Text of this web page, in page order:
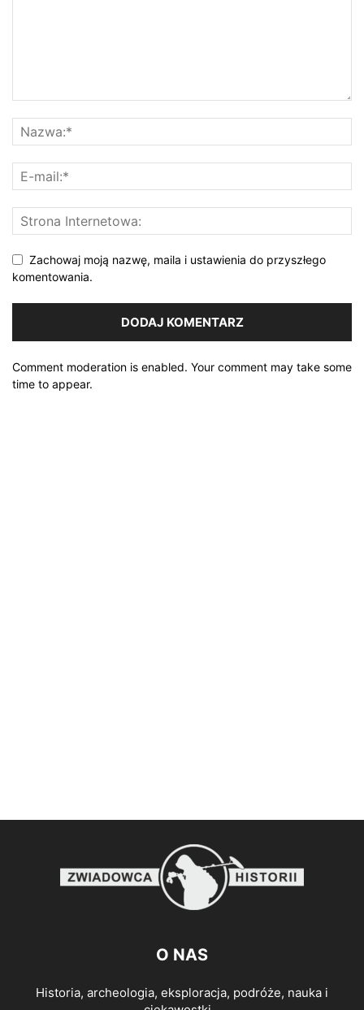
Zachowaj moją nazwę, maila i ustawienia do przyszłego
komentowania.
Comment moderation is enabled. Your comment may take some
time to appear.
O NAS
Historia, archeologia, eksploracja, podróże, nauka i